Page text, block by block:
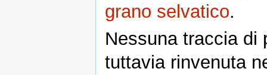
grano selvatico.
Nessuna traccia di
tuttavia rinvenuta